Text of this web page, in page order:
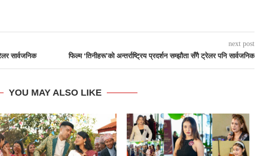
सार्वजनिक
next post
फिल्म ‘तिनीहरू’काे अन्तर्राष्ट्रिय प्रदर्शन सम्झौता सँगै ट्रेलर पनि सार्वजनिक
YOU MAY ALSO LIKE